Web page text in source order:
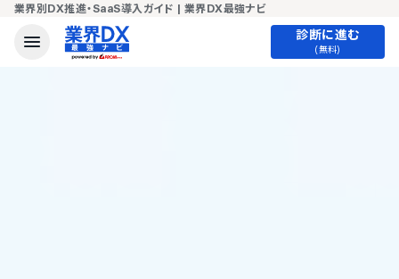
業界別DX推進・SaaS導入ガイド | 業界DX最強ナビ
診断に進む
(無料)